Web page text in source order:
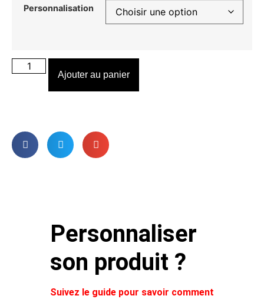
Personnalisation
Ajouter au panier
Personnaliser
son produit ?
Suivez le guide pour savoir comment